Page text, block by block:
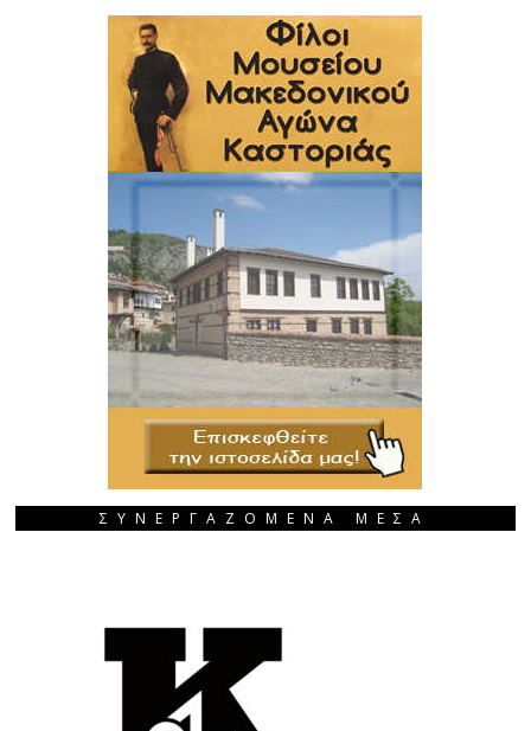
ΣΥΝΕΡΓΑΖΟΜΕΝΑ ΜΕΣΑ